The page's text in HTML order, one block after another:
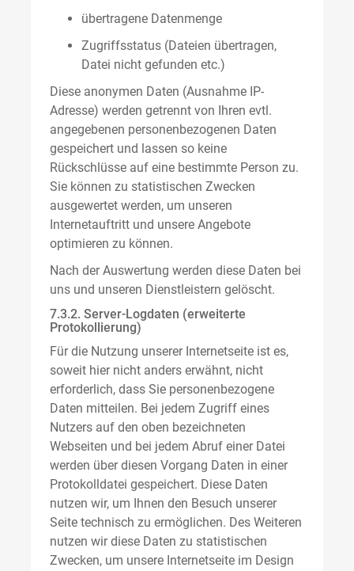
übertragene Datenmenge
Zugriffsstatus (Dateien übertragen,
Datei nicht gefunden etc.)
Diese anonymen Daten (Ausnahme IP-
Adresse) werden getrennt von Ihren evtl.
angegebenen personenbezogenen Daten
gespeichert und lassen so keine
Rückschlüsse auf eine bestimmte Person zu.
Sie können zu statistischen Zwecken
ausgewertet werden, um unseren
Internetauftritt und unsere Angebote
optimieren zu können.
Nach der Auswertung werden diese Daten bei
uns und unseren Dienstleistern gelöscht.
7.3.2. Server-Logdaten (erweiterte
Protokollierung)
Für die Nutzung unserer Internetseite ist es,
soweit hier nicht anders erwähnt, nicht
erforderlich, dass Sie personenbezogene
Daten mitteilen. Bei jedem Zugriff eines
Nutzers auf den oben bezeichneten
Webseiten und bei jedem Abruf einer Datei
werden über diesen Vorgang Daten in einer
Protokolldatei gespeichert. Diese Daten
nutzen wir, um Ihnen den Besuch unserer
Seite technisch zu ermöglichen. Des Weiteren
nutzen wir diese Daten zu statistischen
Zwecken, um unsere Internetseite im Design